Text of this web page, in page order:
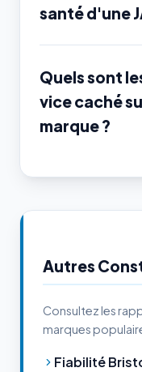
santé d'une
Quels sont
vice caché
marque ?
Autres
Consultez les
marques
Fiabilité